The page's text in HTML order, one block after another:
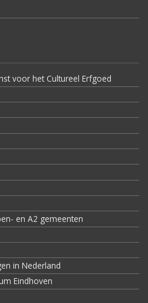
voor het Cultureel Erfgoed
en A2 gemeenten
in Nederland
Eindhoven